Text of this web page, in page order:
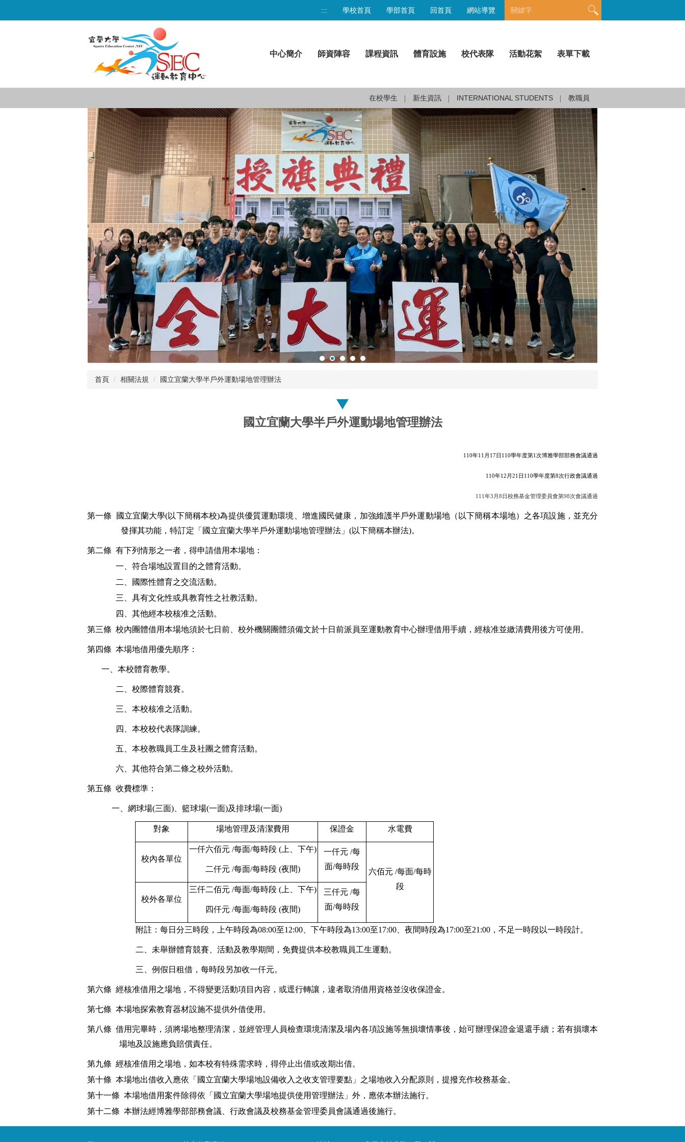
::: 學校首頁 學部首頁 回首頁 網站導覽
中心簡介 師資陣容 課程資訊 體育設施 校代表隊 活動花絮 表單下載
在校學生 新生資訊 INTERNATIONAL STUDENTS 教職員
首頁 相關法規 國立宜蘭大學半戶外運動場地管理辦法
國立宜蘭大學半戶外運動場地管理辦法
110年11 月 17日 110學年度第1 次博雅學部部務會議通過
110年12 月 21 日 110學年度第8次行政會議通過
111 年3 月 8 日校務基金管理委員會第98次會議通過
第一條 國立宜蘭大學(以下簡稱本校)為提供優質運動環境、增進國民健康，加強維護半戶外運動場地（以下簡稱本場地）之各項設施，並充分
發揮其功能，特訂定「國立宜蘭大學半戶外運動場地管理辦法」 (以下簡稱本辦法)。
第二條 有下列情形之一者，得申請借用本場地：
一、符合場地設置目的之體育活動。
二、國際性體育之交流活動。
三、具有文化性或具教育性之社教活動。
四、其他經本校核准之活動。
第三條 校內團體借用本場地須於七日前、校外機關團體須備文於十日 前派員至運動教育中心辦理借用手續，經核准並繳清費用後方可使用。
第四條 本場地借用優先順序：
一、本校體育教學。
二、校際體育競賽。
三、 本校核准之活動。
四、本校校代表隊訓練。
五、本校教職員工生及社團之體育活動。
六、 其他符合第二條之校外活動。
第五條 收費標準：
一、網球場(三面) 、籃球場(一面)及排球場(一面)
對象 場地管理及清潔費用 保證金 水電費
校內各單位
一仟六佰元 /每面/每時段 ( 上、下午)
二仟元 /每面/每時段 (夜間)
一仟元 /每
面/每時段
六佰元 /每面/每時
段
校外各單位
三仟二佰元 /每面/每時段 ( 上、下午)
四仟元 /每面/每時段 (夜間)
三仟元 /每
面/每時段
附註：每日分三時段，上午時段為08:00至12:00、下午時段為13:00至17:00、夜間時段為17:00至21:00，不足一時段以一時段計。
二、未舉辦體育競賽、活動及教學期間，免費提供本校教職員工生運動。
三、例假日租借，每時段另加收一仟元。
第六條 經核准借用之場地，不得變更活動項目內容，或逕行轉讓，違者取消借用資格並沒收保證金。
第七條 本場地探索教育器材設施不提供外借使用。
第八條 借用完畢時，須將場地整理清潔，並經管理人員檢查環境清潔及場內各項設施等無損壞情事後，始可辦理保證金退還手續； 若有損壞本
場地及設施應負賠償責任。
第九條 經核准借用之場地，如本校有特殊需求時，得停止出借或改期出借。
第十條 本場地出借收入應依「國立宜蘭大學場地設備收入之收支管理要點」之場地收入分配原則，提撥充作校務基金。
第十一條 本場地借用案件除得依「國立宜蘭大學場地提供使用管理辦法」外，應依本辦法施行。
第十二條 本辦法經博雅學部部務會議、行政會議及校務基金管理委員會議通過後施行。